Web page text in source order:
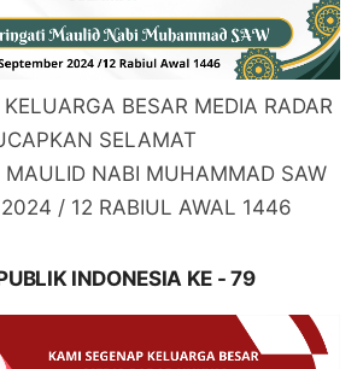
BESAR MEDIA RADAR
SELAMAT
MAULID NABI MUHAMMAD SAW
2024 / 12 RABIUL AWAL 1446
INDONESIA KE - 79